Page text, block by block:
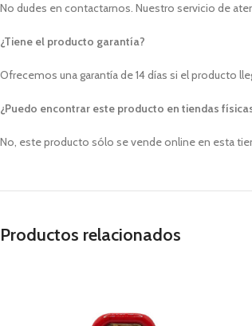
No dudes en contactarnos. Nuestro servicio de
¿Tiene el producto garantía?
Ofrecemos una garantía de 14 días si el producto
¿Puedo encontrar este producto en tiendas
No, este producto sólo se vende online en esta
Productos relacionados